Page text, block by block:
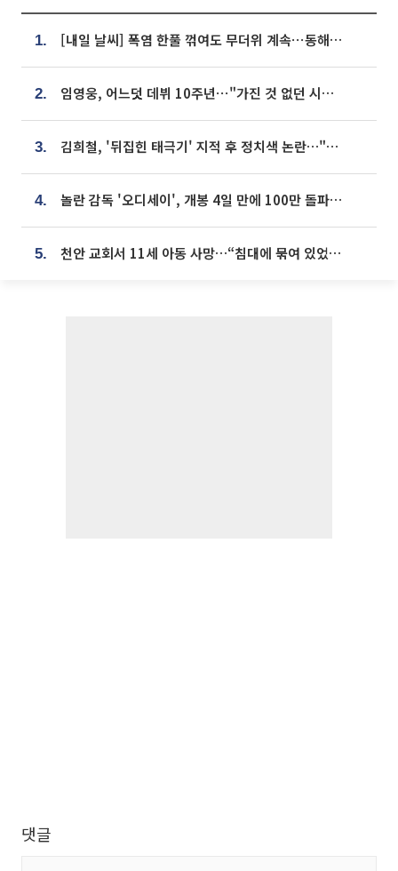
1. [내일 날씨] 폭염 한풀 꺾여도 무더위 계속⋯동해안 이틀 연속 비
2. 임영웅, 어느덧 데뷔 10주년⋯"가진 것 없던 시절, 내 앞엔 20명의 팬뿐"
3. 김희철, '뒤집힌 태극기' 지적 후 정치색 논란…"좌우 떠나 우리나라 국기"
4. 놀란 감독 '오디세이', 개봉 4일 만에 100만 돌파⋯'왕사남' 보다 빠르다
5. 천안 교회서 11세 아동 사망…“침대에 묶여 있었다” 진술 확보
댓글